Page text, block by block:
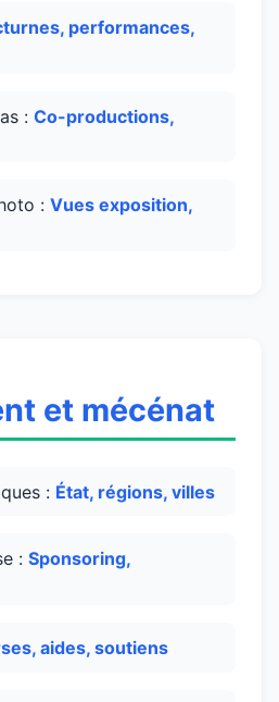
performances,
: Co-productions,
: Vues exposition,
et mécénat
: État, régions, villes
: Sponsoring,
aides, soutiens